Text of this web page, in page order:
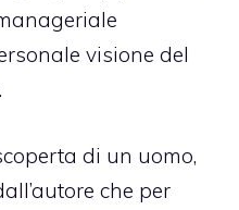
visione del
di un uomo,
che per